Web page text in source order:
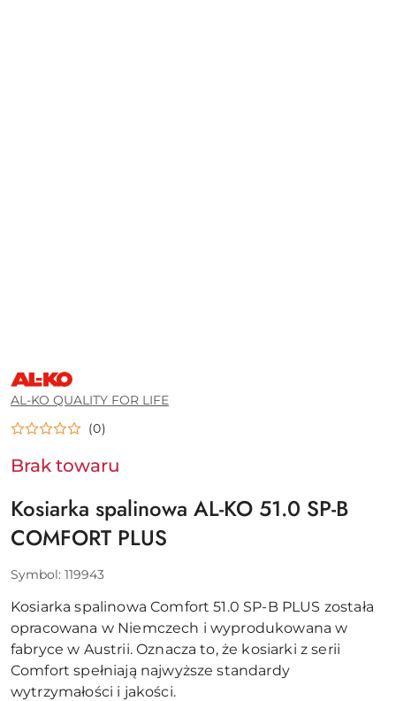
AL-
KO
QUALITY
FOR
LIFE
AL-KO QUALITY FOR LIFE
(0)
Brak towaru
Kosiarka spalinowa AL-KO 51.0 SP-B
COMFORT PLUS
Symbol: 119943
Kosiarka spalinowa Comfort 51.0 SP-B PLUS została
opracowana w Niemczech i wyprodukowana w
fabryce w Austrii. Oznacza to, że kosiarki z serii
Comfort spełniają najwyższe standardy
wytrzymałości i jakości.